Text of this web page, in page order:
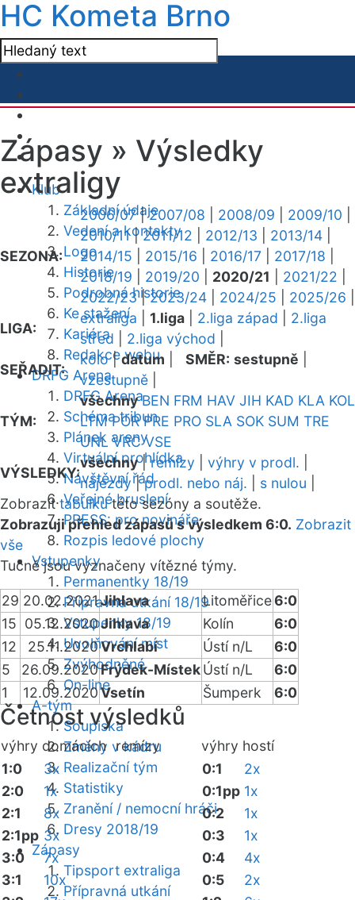
HC Kometa Brno
Klub
Základní údaje
Vedení a kontakty
Logo
Historie
Podrobná historie
Ke stažení
Kariéra
Redakce webu
DRFG Arena
DRFG Arena
Schéma tribun
Plánek areny
Virtuální prohlídka
Návštěvní řád
Veřejné bruslení
PRESS: pro novináře
Rozpis ledové plochy
Vstupenky
Permanentky 18/19
Přípravná utkání 18/19
Vstupenky 18/19
Uvolňování míst
Zvýhodněné
On-line
A-tým
Soupiska
Změny v kádru
Realizační tým
Statistiky
Zranění / nemocní hráči
Dresy 2018/19
Zápasy
Tipsport extraliga
Přípravná utkání
Zápasy » Výsledky
extraligy
SEZONA:
2006/07|2007/08 2008/09 2009/10
2010/11|2011/12 2012/13 2013/14
2014/15
2015/16 2016/17 2017/18
2018/19
2019/20 2020/21 2021/22
2022/23|2023/24 2024/25 2025/26
LIGA:
extraliga 1.liga 2.liga západ
2.liga
střed
2.liga východ
SEŘADIT:
kolo|datum SMĚR: sestupně
vzestupně
TÝM:
všechny BEN FRM HAV JIH KAD KLA KOL
LTM POR PRE PRO SLA SOK SUM TRE
UNL VRC VSE
VÝSLEDKY:
všechny|remízy výhry v prodl.
nájezdy|prodl. nebo náj. s nulou
Zobrazittabulkutéto sezóny a soutěže.
Zobrazuji přehled zápasů s výsledkem 6:0. Zobrazit
vše
Tučně jsou vyznačeny vítězné týmy.
29 20.02.2021Jihlava Litoměřice6:0
15 05.12.2020Jihlava Kolín
6:0
12
25.11.2020Vrchlabí Ústí n/L
6:0
5
26.09.2020Frýdek-MístekÚstí n/L
6:0
1
12.09.2020Vsetín Šumperk 6:0
Četnost výsledků
výhry domácíchremízy výhry hostí
1:0
3x
2:0
1x
2:1
8x
2:1pp 3x
3:0
7x
3:1
10x
0:1
2x
0:1pp 1x
0:2
1x
0:3
1x
0:4
4x
0:5
2x